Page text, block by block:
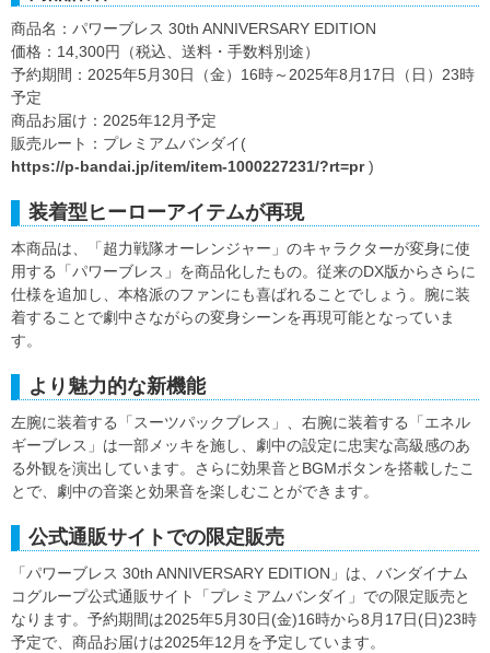
商品名：パワーブレス 30th ANNIVERSARY EDITION
価格：14,300円（税込、送料・手数料別途）
予約期間：2025年5月30日（金）16時～2025年8月17日（日）23時
予定
商品お届け：2025年12月予定
販売ルート：プレミアムバンダイ(
https://p-bandai.jp/item/item-1000227231/?rt=pr)
装着型ヒーローアイテムが再現
本商品は、「超力戦隊オーレンジャー」のキャラクターが変身に使
用する「パワーブレス」を商品化したもの。従来のDX版からさらに
仕様を追加し、本格派のファンにも喜ばれることでしょう。腕に装
着することで劇中さながらの変身シーンを再現可能となっていま
す。
より魅力的な新機能
左腕に装着する「スーツパックブレス」、右腕に装着する「エネル
ギーブレス」は一部メッキを施し、劇中の設定に忠実な高級感のあ
る外観を演出しています。さらに効果音とBGMボタンを搭載したこ
とで、劇中の音楽と効果音を楽しむことができます。
公式通販サイトでの限定販売
「パワーブレス 30th ANNIVERSARY EDITION」は、バンダイナム
コグループ公式通販サイト「プレミアムバンダイ」での限定販売と
なります。予約期間は2025年5月30日(金)16時から8月17日(日)23時
予定で、商品お届けは2025年12月を予定しています。